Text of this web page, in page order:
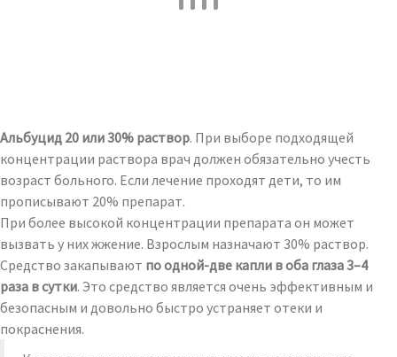
Альбуцид 20 или 30% раствор. При выборе подходящей
концентрации раствора врач должен обязательно учесть
возраст больного. Если лечение проходят дети, то им
прописывают 20% препарат.
При более высокой концентрации препарата он может
вызвать у них жжение. Взрослым назначают 30% раствор.
Средство закапывают по одной-две капли в оба глаза 3–4
раза в сутки. Это средство является очень эффективным и
безопасным и довольно быстро устраняет отеки и
покраснения.